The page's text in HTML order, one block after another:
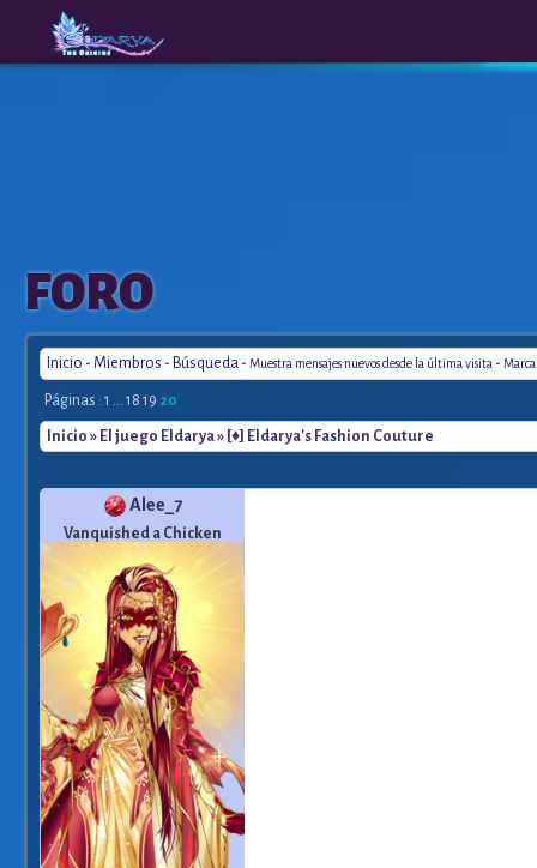
The
Origins
FORO
Inicio - Miembros - Búsqueda - Muestra mensajes nuevos desde la última visita - Marca
Páginas : 1 ... 18 19 20
Inicio » El juego Eldarya» [♦] Eldarya's Fashion Couture
Alee_7
Vanquished a Chicken